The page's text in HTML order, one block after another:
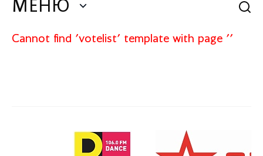
МЕНЮ
Cannot find 'votelist' template with page ''